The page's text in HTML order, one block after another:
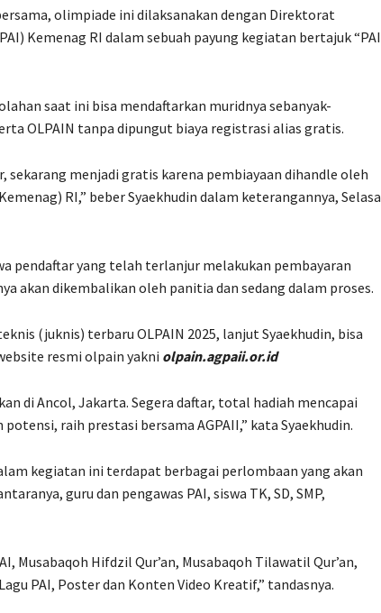
olimpiade ini dilaksanakan dengan Direktorat
Kemenag RI dalam sebuah payung kegiatan bertajuk “PAI
saat ini bisa mendaftarkan muridnya sebanyak-
OLPAIN tanpa dipungut biaya registrasi alias gratis.
sekarang menjadi gratis karena pembiayaan dihandle oleh
RI,” beber Syaekhudin dalam keterangannya, Selasa
pendaftar yang telah terlanjur melakukan pembayaran
akan dikembalikan oleh panitia dan sedang dalam proses.
(juknis) terbaru OLPAIN 2025, lanjut Syaekhudin, bisa
resmi olpain yakni olpain.agpaii.or.id
di Ancol, Jakarta. Segera daftar, total hadiah mencapai
raih prestasi bersama AGPAII,” kata Syaekhudin.
kegiatan ini terdapat berbagai perlombaan yang akan
guru dan pengawas PAI, siswa TK, SD, SMP,
Musabaqoh Hifdzil Qur’an, Musabaqoh Tilawatil Qur’an,
PAI, Poster dan Konten Video Kreatif,” tandasnya.